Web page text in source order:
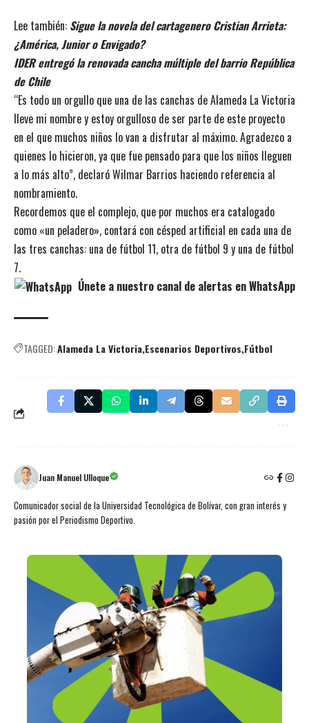
Lee también: Sigue la novela del cartagenero Cristian Arrieta:
¿América, Junior o Envigado?
IDER entregó la renovada cancha múltiple del barrio República
de Chile
“Es todo un orgullo que una de las canchas de Alameda La Victoria
lleve mi nombre y estoy orgulloso de ser parte de este proyecto
en el que muchos niños lo van a disfrutar al máximo. Agradezco a
quienes lo hicieron, ya que fue pensado para que los niños lleguen
a lo más alto”, declaró Wilmar Barrios haciendo referencia al
nombramiento.
Recordemos que el complejo, que por muchos era catalogado
como «un peladero», contará con césped artificial en cada una de
las tres canchas: una de fútbol 11, otra de fútbol 9 y una de fútbol
7.
Únete a nuestro canal de alertas en WhatsApp
TAGGED:Alameda La Victoria Escenarios Deportivos Fútbol
Juan Manuel Ulloque
Comunicador social de la Universidad Tecnológica de Bolívar, con gran interés y
pasión por el Periodismo Deportivo.